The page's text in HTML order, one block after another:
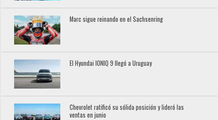
Marc sigue reinando en el Sachsenring
El Hyundai IONIQ 9 llegó a Uruguay
Chevrolet ratificó su sólida posición y lideró las
ventas en junio